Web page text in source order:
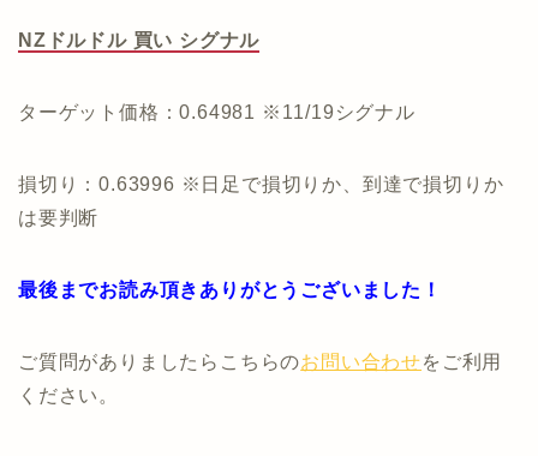
NZドルドル 買い シグナル
ターゲット価格：0.64981 ※11/19シグナル
損切り：0.63996 ※日足で損切りか、到達で損切りか
は要判断
最後までお読み頂きありがとうございました！
ご質問がありましたらこちらのお問い合わせをご利用
ください。